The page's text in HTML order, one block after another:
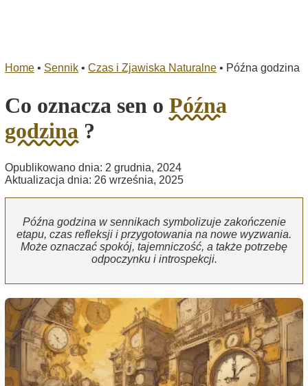
Home • Sennik • Czas i Zjawiska Naturalne • Późna godzina
Co oznacza sen o Późna
godzina ?
Opublikowano dnia: 2 grudnia, 2024
Aktualizacja dnia: 26 września, 2025
Późna godzina w sennikach symbolizuje zakończenie
etapu, czas refleksji i przygotowania na nowe wyzwania.
Może oznaczać spokój, tajemniczość, a także potrzebę
odpoczynku i introspekcji.